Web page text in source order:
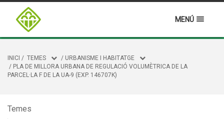
MENÚ
INICI / TEMES / URBANISME I HABITATGE
/ PLA DE MILLORA URBANA DE REGULACIÓ VOLUMÈTRICA DE LA
PARCEL·LA F DE LA UA-9 (EXP. 146707K)
Temes